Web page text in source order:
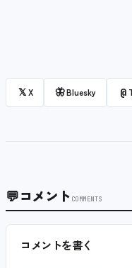
𝕏X 🦋Bluesky @
💬コメント COMMENTS
コメントを書く